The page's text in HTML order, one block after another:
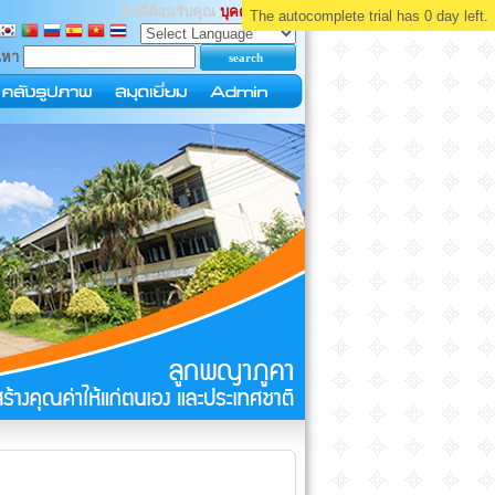
ยินดีต้อนรับคุณ บุคคลทั่วไป
า
The autocomplete trial has 0 day left.